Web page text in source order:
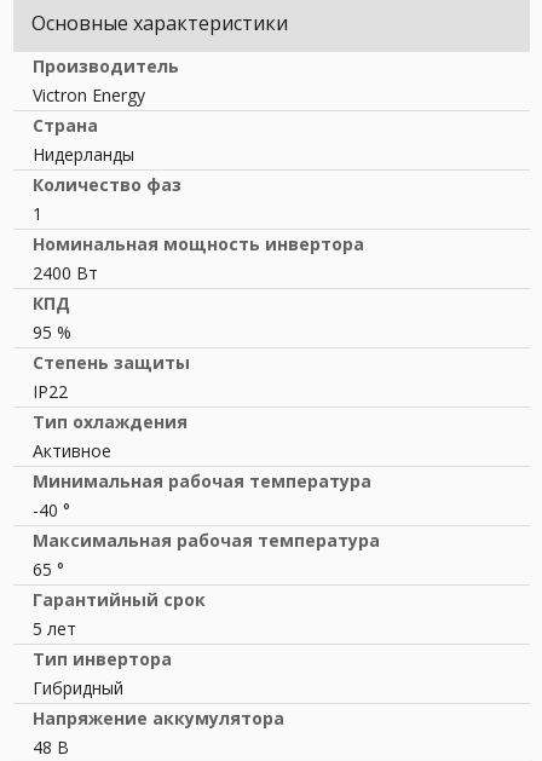
Основные характеристики
Производитель
Victron Energy
Страна
Нидерланды
Количество фаз
1
Номинальная мощность инвертора
2400 Вт
КПД
95 %
Степень защиты
IP22
Тип охлаждения
Активное
Минимальная рабочая температура
-40 °
Максимальная рабочая температура
65 °
Гарантийный срок
5 лет
Тип инвертора
Гибридный
Напряжение аккумулятора
48 В